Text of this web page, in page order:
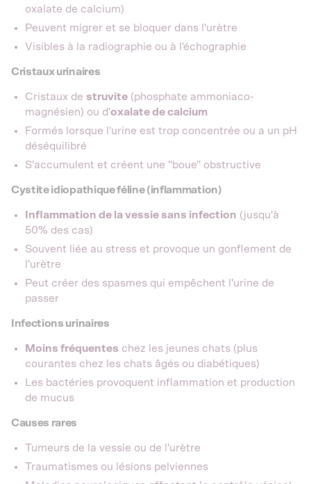
oxalate de calcium)
Peuvent migrer et se bloquer dans l'urètre
Visibles à la radiographie ou à l'échographie
Cristaux urinaires
Cristaux de struvite (phosphate ammoniaco-
magnésien) ou d'oxalate de calcium
Formés lorsque l'urine est trop concentrée ou a un pH
déséquilibré
S'accumulent et créent une "boue" obstructive
Cystite idiopathique féline (inflammation)
Inflammation de la vessie sans infection (jusqu'à
50% des cas)
Souvent liée au stress et provoque un gonflement de
l'urètre
Peut créer des spasmes qui empêchent l'urine de
passer
Infections urinaires
Moins fréquentes chez les jeunes chats (plus
courantes chez les chats âgés ou diabétiques)
Les bactéries provoquent inflammation et production
de mucus
Causes rares
Tumeurs de la vessie ou de l'urètre
Traumatismes ou lésions pelviennes